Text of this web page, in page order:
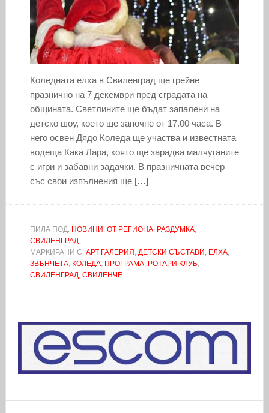
Коледната елха в Свиленград ще грейне
празнично на 7 декември пред сградата на
общината. Светлините ще бъдат запалени на
детско шоу, което ще започне от 17.00 часа. В
него освен Дядо Коледа ще участва и известната
водеща Кака Лара, която ще зарадва малчуганите
с игри и забавни задачки. В празничната вечер
със свои изпълнения ще […]
ПИЛА ПОД: НОВИНИ , ОТ РЕГИОНА, РАЗДУМКА,
СВИЛЕНГРАД
МАРКИРАНИ С: АРТ ГАЛЕРИЯ , ДЕТСКИ СЪСТАВИ , ЕЛХА,
ЗВЪНЧЕТА, КОЛЕДА, ПРОГРАМА, РОТАРИ КЛУБ,
СВИЛЕНГРАД, СВИЛЕНЧЕ